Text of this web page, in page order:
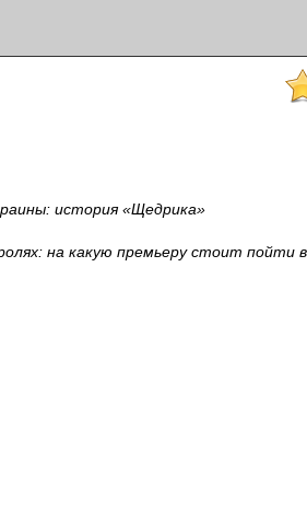
история «Щедрика»
на какую премьеру стоит пойти